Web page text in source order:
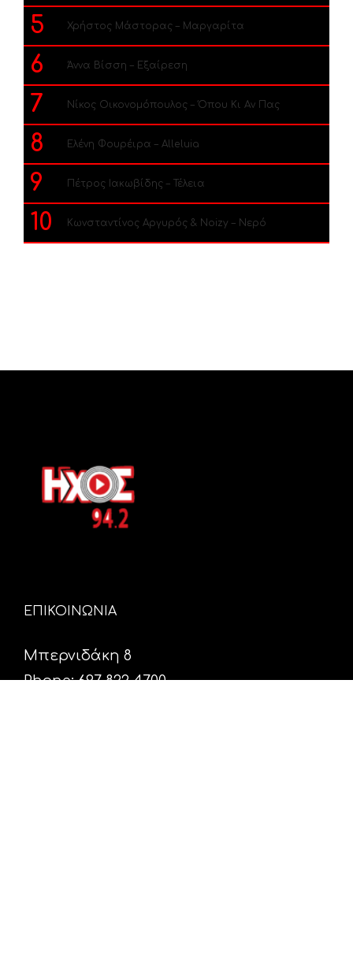
5 Χρήστος Μάστορας – Μαργαρίτα
6 Άννα Βίσση – Εξαίρεση
7 Νίκος Οικονομόπουλος – Όπου Κι Αν Πας
8 Ελένη Φουρέιρα – Alleluia
9 Πέτρος Ιακωβίδης – Τέλεια
10 Κωνσταντίνος Αργυρός & Noizy – Νερό
ΕΠΙΚΟΙΝΩΝΙΑ
Μπερνιδάκη 8
Phone: 697 822 4700